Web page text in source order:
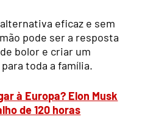
eficaz e sem
pode ser a resposta
bolor e criar um
toda a família.
à Europa? Elon Musk
de 120 horas